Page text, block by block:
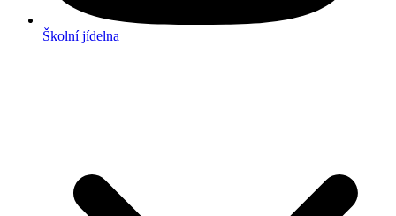
Školní jídelna